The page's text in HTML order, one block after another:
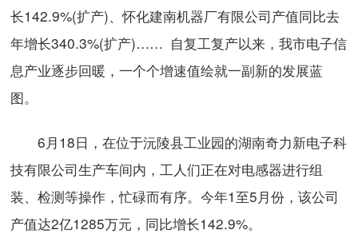
长142.9%(扩产)、怀化建南机器厂有限公司产值同比去
年增长340.3%(扩产)…… 自复工复产以来，我市电子信
息产业逐步回暖，一个个增速值绘就一副新的发展蓝
图。
6月18日，在位于沅陵县工业园的湖南奇力新电子科
技有限公司生产车间内，工人们正在对电感器进行组
装、检测等操作，忙碌而有序。今年1至5月份，该公司
产值达2亿1285万元，同比增长142.9%。